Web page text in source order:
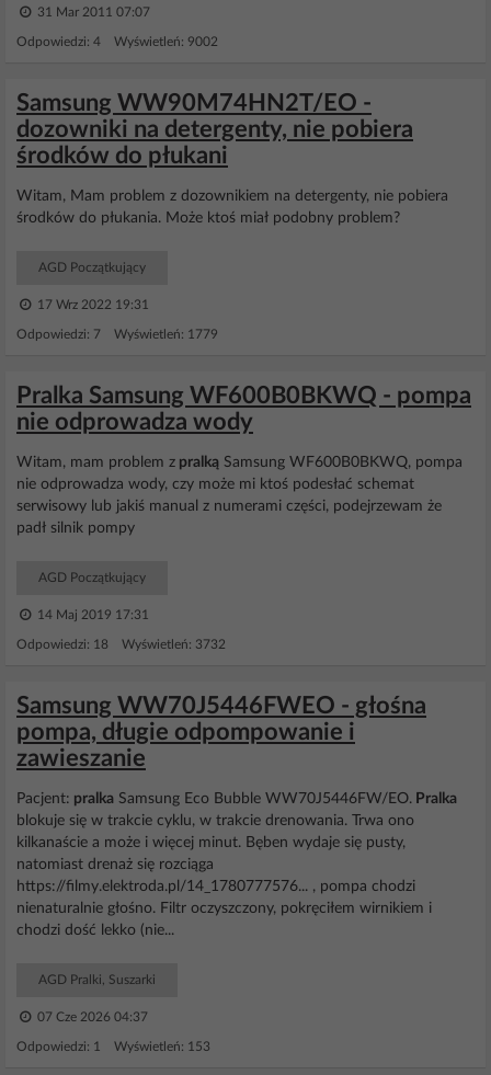
31 Mar 2011 07:07
Odpowiedzi: 4 Wyświetleń: 9002
Samsung WW90M74HN2T/EO -
dozowniki na detergenty, nie pobiera
środków do płukani
Witam, Mam problem z dozownikiem na detergenty, nie pobiera
środków do płukania. Może ktoś miał podobny problem?
AGD Początkujący
17 Wrz 2022 19:31
Odpowiedzi: 7 Wyświetleń: 1779
Pralka Samsung WF600B0BKWQ - pompa
nie odprowadza wody
Witam, mam problem z pralką Samsung WF600B0BKWQ, pompa
nie odprowadza wody, czy może mi ktoś podesłać schemat
serwisowy lub jakiś manual z numerami części, podejrzewam że
padł silnik pompy
AGD Początkujący
14 Maj 2019 17:31
Odpowiedzi: 18 Wyświetleń: 3732
Samsung WW70J5446FWEO - głośna
pompa, długie odpompowanie i
zawieszanie
Pacjent: pralka Samsung Eco Bubble WW70J5446FW/EO. Pralka
blokuje się w trakcie cyklu, w trakcie drenowania. Trwa ono
kilkanaście a może i więcej minut. Bęben wydaje się pusty,
natomiast drenaż się rozciąga
https://filmy.elektroda.pl/14_1780777576... , pompa chodzi
nienaturalnie głośno. Filtr oczyszczony, pokręciłem wirnikiem i
chodzi dość lekko (nie...
AGD Pralki, Suszarki
07 Cze 2026 04:37
Odpowiedzi: 1 Wyświetleń: 153